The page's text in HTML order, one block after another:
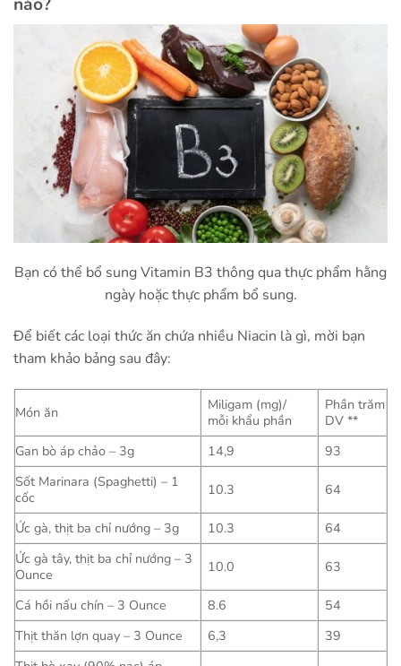
nào?
Bạn có thể bổ sung Vitamin B3 thông qua thực phẩm hằng
ngày hoặc thực phẩm bổ sung.
Để biết các loại thức ăn chứa nhiều Niacin là gì, mời bạn
tham khảo bảng sau đây:
Món ăn
Miligam (mg)/
mỗi khẩu phần
Phần trăm
DV **
Gan bò áp chảo – 3g
14,9
93
Sốt Marinara (Spaghetti) – 1
cốc
10.3 64
Ức gà, thịt ba chỉ nướng – 3g 10.3
64
Ức gà tây, thịt ba chỉ nướng – 3
Ounce
10.0 63
Cá hồi nấu chín – 3 Ounce 8.6
54
Thịt thăn lợn quay – 3 Ounce
6,3
39